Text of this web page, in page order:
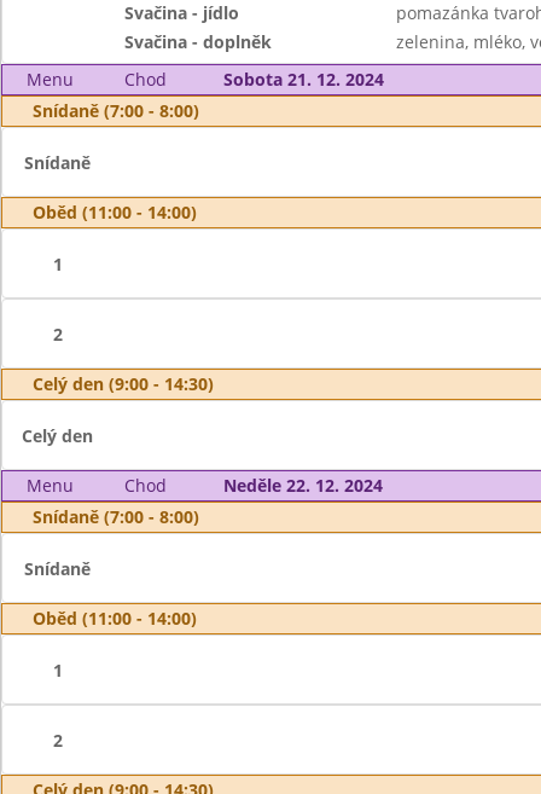
Svačina - jídlo
pomazánka
Svačina - doplněk
zelenina, mléko,
Menu
Chod
Sobota 21. 12. 2024
Snídaně (7:00 - 8:00)
Snídaně
Oběd (11:00 - 14:00)
1
2
Celý den (9:00 - 14:30)
Celý den
Menu Chod
Neděle 22. 12. 2024
Snídaně (7:00 - 8:00)
Snídaně
Oběd (11:00 - 14:00)
1
2